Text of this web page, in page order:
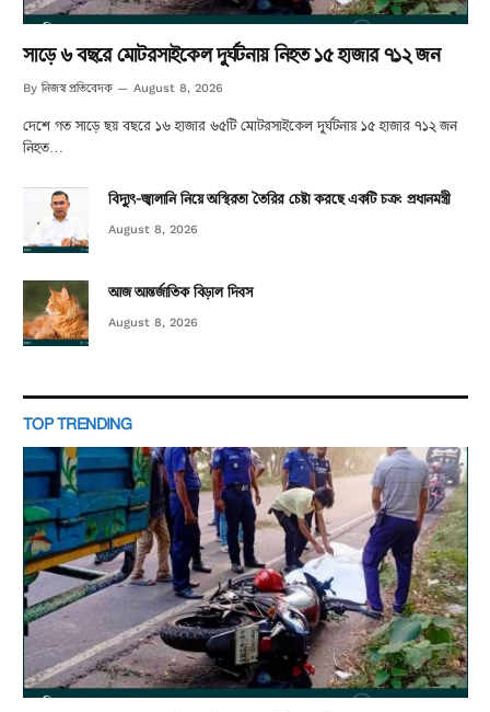
সাড়ে ৬ বছরে মোটরসাইকেল দুর্ঘটনায় নিহত ১৫ হাজার ৭১২ জন
By নিজস্ব প্রতিবেদক August 8, 2026
দেশে গত সাড়ে ছয় বছরে ১৬ হাজার ৬৫টি মোটরসাইকেল দুর্ঘটনায় ১৫ হাজার ৭১২ জন
নিহত…
বিদ্যুৎ-জ্বালানি নিয়ে অস্থিরতা তৈরির চেষ্টা করছে একটি চক্র: প্রধানমন্ত্রী
August 8, 2026
আজ আন্তর্জাতিক বিড়াল দিবস
August 8, 2026
TOP TRENDING